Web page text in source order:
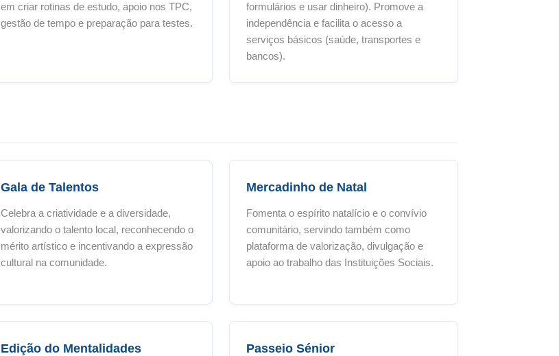
em criar rotinas de estudo, apoio nos TPC,
gestão de tempo e preparação para testes.
formulários e usar dinheiro). Promove a
independência e facilita o acesso a
serviços básicos (saúde, transportes e
bancos).
Gala de Talentos
Celebra a criatividade e a diversidade,
valorizando o talento local, reconhecendo o
mérito artístico e incentivando a expressão
cultural na comunidade.
Mercadinho de Natal
Fomenta o espírito natalício e o convívio
comunitário, servindo também como
plataforma de valorização, divulgação e
apoio ao trabalho das Instituições Sociais.
Edição do Mentalidades Passeio Sénior